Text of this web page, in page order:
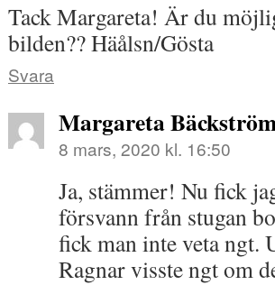
Tack Margareta! Är du
bilden?? Häålsn/Gösta
Svara
Margareta
8 mars, 2020 kl. 16:50
Ja, stämmer! Nu fick
försvann från stugan
fick man inte veta ngt.
Ragnar visste ngt om